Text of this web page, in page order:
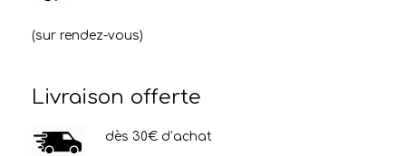
(sur rendez-vous)
Livraison offerte
dès 30€ d’achat